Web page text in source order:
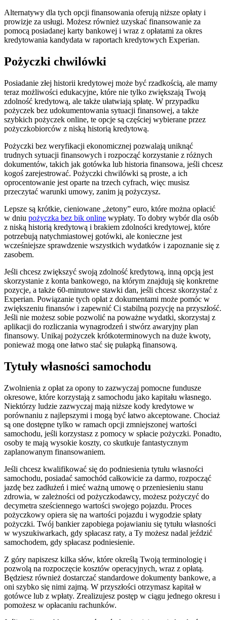
Alternatywy dla tych opcji finansowania oferują niższe opłaty i
prowizje za usługi. Możesz również uzyskać finansowanie za
pomocą posiadanej karty bankowej i wraz z opłatami za okres
kredytowania kandydata w raportach kredytowych Experian.
Pożyczki chwilówki
Posiadanie złej historii kredytowej może być rzadkością, ale mamy
teraz możliwości edukacyjne, które nie tylko zwiększają Twoją
zdolność kredytową, ale także ułatwiają spłatę. W przypadku
pożyczek bez udokumentowania sytuacji finansowej, a także
szybkich pożyczek online, te opcje są częściej wybierane przez
pożyczkobiorców z niską historią kredytową.
Pożyczki bez weryfikacji ekonomicznej pozwalają uniknąć
trudnych sytuacji finansowych i rozpocząć korzystanie z różnych
dokumentów, takich jak gotówka lub historia finansowa, jeśli chcesz
kogoś zarejestrować. Pożyczki chwilówki są proste, a ich
oprocentowanie jest oparte na trzech cyfrach, więc musisz
przeczytać warunki umowy, zanim ją pożyczysz.
Lepsze są krótkie, cieniowane „żetony” euro, które można opłacić
w dniu pożyczka bez bik online wypłaty. To dobry wybór dla osób
z niską historią kredytową i brakiem zdolności kredytowej, które
potrzebują natychmiastowej gotówki, ale konieczne jest
wcześniejsze sprawdzenie wszystkich wydatków i zapoznanie się z
zasobem.
Jeśli chcesz zwiększyć swoją zdolność kredytową, inną opcją jest
skorzystanie z konta bankowego, na którym znajdują się konkretne
pozycje, a także 60-minutowe stawki dan, jeśli chcesz skorzystać z
Experian. Powiązanie tych opłat z dokumentami może pomóc w
zwiększeniu finansów i zapewnić Ci stabilną pozycję na przyszłość.
Jeśli nie możesz sobie pozwolić na poważne wydatki, skorzystaj z
aplikacji do rozliczania wynagrodzeń i stwórz awaryjny plan
finansowy. Unikaj pożyczek krótkoterminowych na duże kwoty,
ponieważ mogą one łatwo stać się pułapką finansową.
Tytuły własności samochodu
Zwolnienia z opłat za opony to zazwyczaj pomocne fundusze
okresowe, które korzystają z samochodu jako kapitału własnego.
Niektórzy ludzie zazwyczaj mają niższe kody kredytowe w
porównaniu z najlepszymi i mogą być łatwo akceptowane. Chociaż
są one dostępne tylko w ramach opcji zmniejszonej wartości
samochodu, jeśli korzystasz z pomocy w spłacie pożyczki. Ponadto,
osoby te mają wysokie koszty, co skutkuje fantastycznym
zaplanowanym finansowaniem.
Jeśli chcesz kwalifikować się do podniesienia tytułu własności
samochodu, posiadać samochód całkowicie za darmo, rozpocząć
jazdę bez zadłużeń i mieć ważną umowę o przeniesieniu stanu
zdrowia, w zależności od pożyczkodawcy, możesz pożyczyć do
decymetra sześciennego wartości swojego pojazdu. Proces
pożyczkowy opiera się na wartości pojazdu i wygodzie spłaty
pożyczki. Twój bankier zapobiega pojawianiu się tytułu własności
w wyszukiwarkach, gdy spłacasz raty, a Ty możesz nadal jeździć
samochodem, gdy spłacasz podniesienie.
Z góry napiszesz kilka słów, które określą Twoją terminologię i
pozwolą na rozpoczęcie kosztów operacyjnych, wraz z opłatą.
Będziesz również dostarczać standardowe dokumenty bankowe, a
oni szybko się nimi zajmą. W przyszłości otrzymasz kapitał w
gotówce lub z wpłaty. Zrealizujesz postęp w ciągu jednego okresu i
pomożesz w opłacaniu rachunków.